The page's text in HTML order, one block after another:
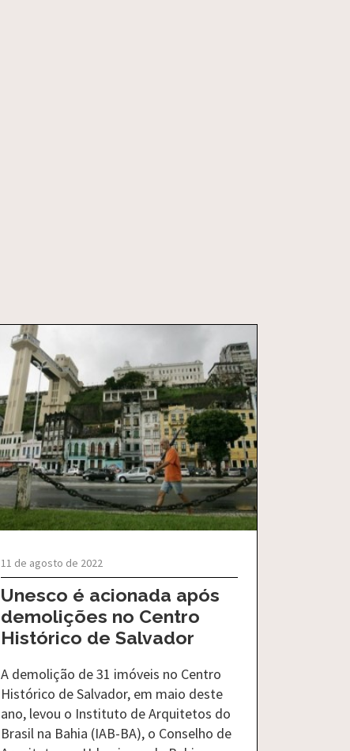
11 de agosto de 2022
Unesco é acionada após
demolições no Centro
Histórico de Salvador
A demolição de 31 imóveis no Centro
Histórico de Salvador, em maio deste
ano, levou o Instituto de Arquitetos do
Brasil na Bahia (IAB-BA), o Conselho de